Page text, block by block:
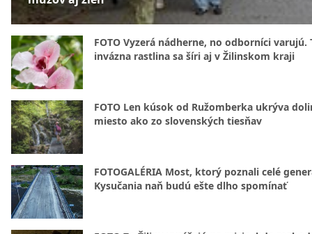
FOTO Vyzerá nádherne, no odborníci varujú.
invázna rastlina sa šíri aj v Žilinskom kraji
FOTO Len kúsok od Ružomberka ukrýva
miesto ako zo slovenských tiesňav
FOTOGALÉRIA Most, ktorý poznali celé
Kysučania naň budú ešte dlho spomínať